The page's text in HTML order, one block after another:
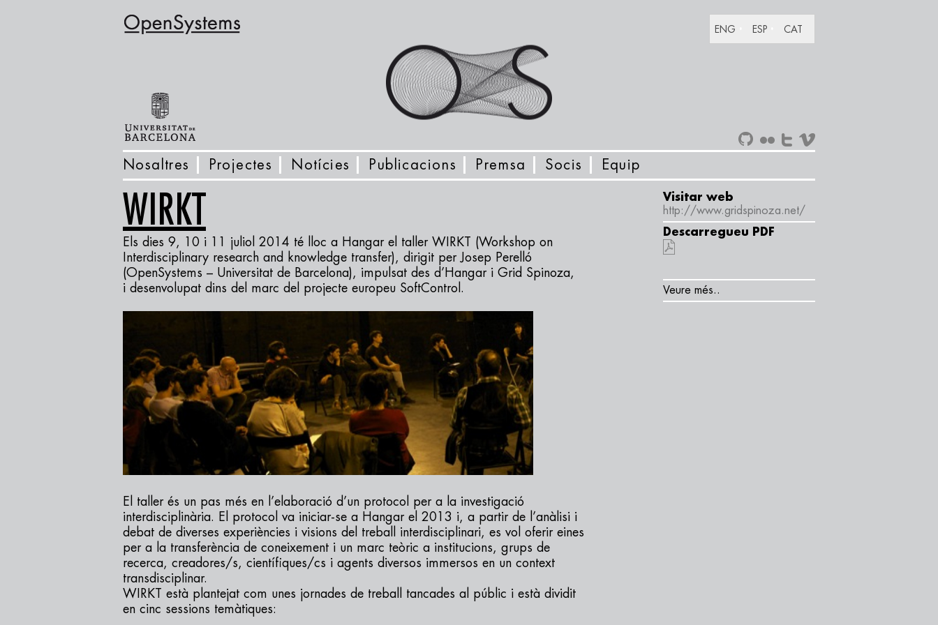
ENG ESP CAT
Nosaltres Projectes Notícies Publicacions Premsa Socis Equip
WIRKT
Els dies 9, 10 i 11 juliol 2014 té lloc a Hangar el taller WIRKT (Workshop on
Interdisciplinary research and knowledge transfer), dirigit per Josep Perelló
(OpenSystems – Universitat de Barcelona), impulsat des d’Hangar i Grid Spinoza,
i desenvolupat dins del marc del projecte europeu SoftControl.
El taller és un pas més en l’elaboració d’un protocol per a la investigació
interdisciplinària. El protocol va iniciar-se a Hangar el 2013 i, a partir de l’anàlisi i
debat de diverses experiències i visions del treball interdisciplinari, es vol oferir eines
per a la transferència de coneixement i un marc teòric a institucions, grups de
recerca, creadores/s, científiques/cs i agents diversos immersos en un context
transdisciplinar.
WIRKT està plantejat com unes jornades de treball tancades al públic i està dividit
en cinc sessions temàtiques:
Visitar web
http://www.gridspinoza.net/
Descarregueu PDF
Veure més..